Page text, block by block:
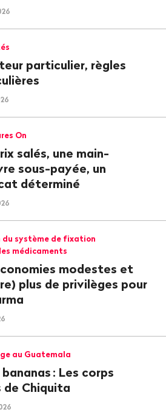
particulier, règles
On
salés, une main-
sous-payée, un
déterminé
du système de fixation
médicaments
modestes et
plus de privilèges pour
au Guatemala
: Les corps
de Chiquita